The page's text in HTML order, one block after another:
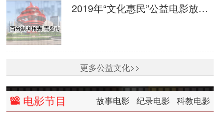
2019年“文化惠民”公益电影放映活动单次放映平台监管百分制考核表 青岛
更多公益文化>>
电影节目 故事电影 纪录电影 科教电影